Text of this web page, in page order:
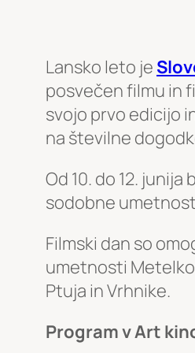
Lansko leto je
posvečen filmu in
svojo prvo edicijo
na številne
Od 10. do 12.
sodobne
Filmski dan so
umetnosti
Ptuja in Vrhnike.
Program v Art